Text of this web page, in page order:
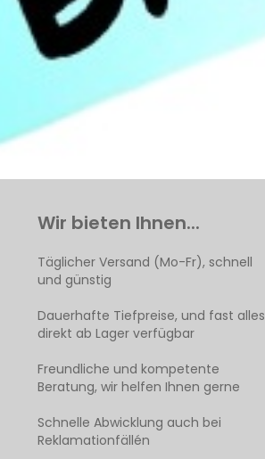
Wir bieten Ihnen...
Täglicher Versand (Mo-Fr), schnell
und günstig
Dauerhafte Tiefpreise, und fast alles
direkt ab Lager verfügbar
Freundliche und kompetente
Beratung, wir helfen Ihnen gerne
Schnelle Abwicklung auch bei
Reklamationfällén